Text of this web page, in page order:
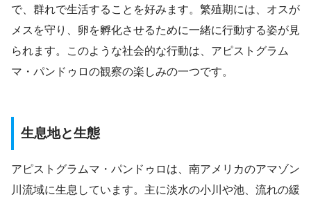
で、群れで生活することを好みます。繁殖期には、オスが
メスを守り、卵を孵化させるために一緒に行動する姿が見
られます。このような社会的な行動は、アピストグラム
マ・パンドゥロの観察の楽しみの一つです。
生息地と生態
アピストグラムマ・パンドゥロは、南アメリカのアマゾン
川流域に生息しています。主に淡水の小川や池、流れの緩